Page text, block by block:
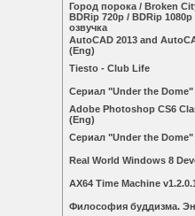
Город порока / Broken
BDRip 720p / BDRip
озвучка
AutoCAD 2013 and
(Eng)
Tiesto - Club Life
Сериал "Under the
Adobe Photoshop CS6
(Eng)
Сериал "Under the
Real World Windows 8
AX64 Time Machine
Философия буддизма.